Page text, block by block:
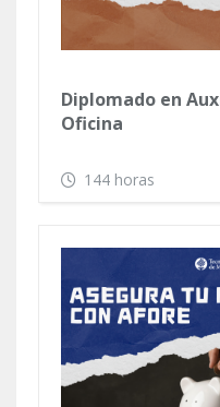
Diplomado en
Oficina
144 horas